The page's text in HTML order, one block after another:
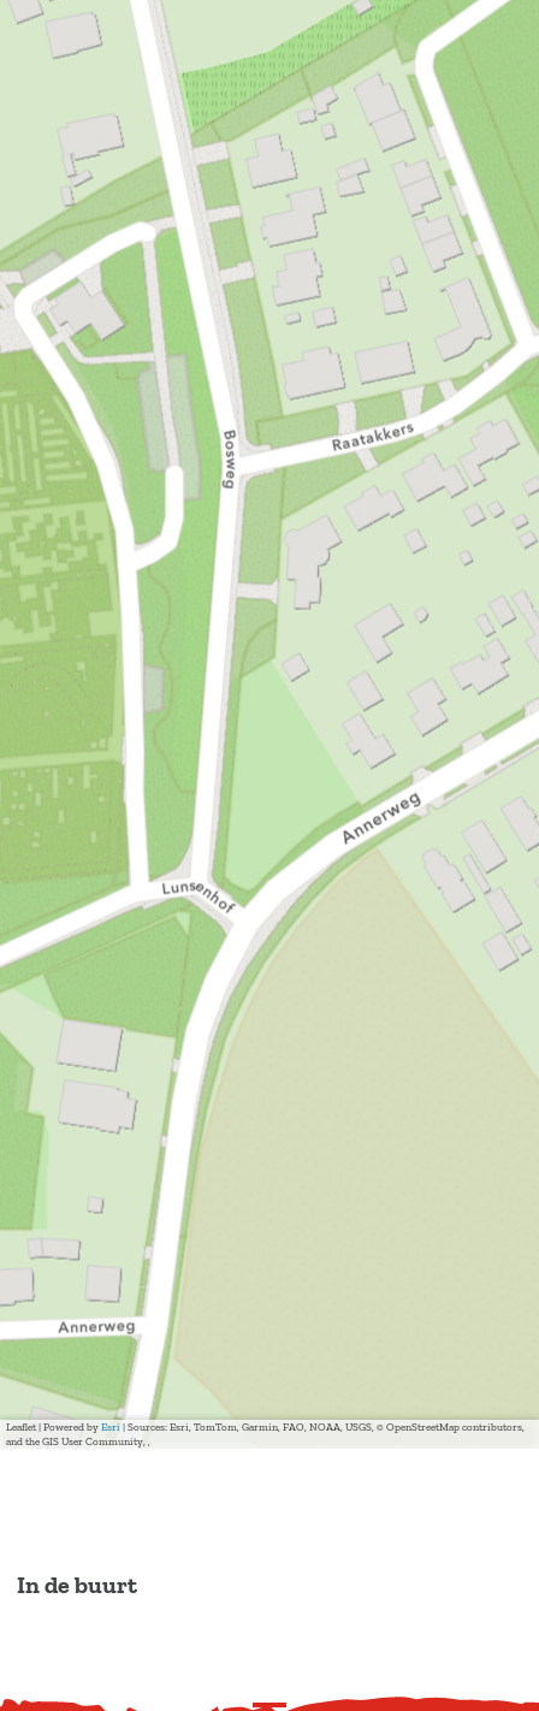
In de buurt
Leaflet | Powered by Esri | Sources: Esri, TomTom, Garmin, FAO, NOAA, USGS, © OpenStreetMap contributors,
and the GIS User Community, ,